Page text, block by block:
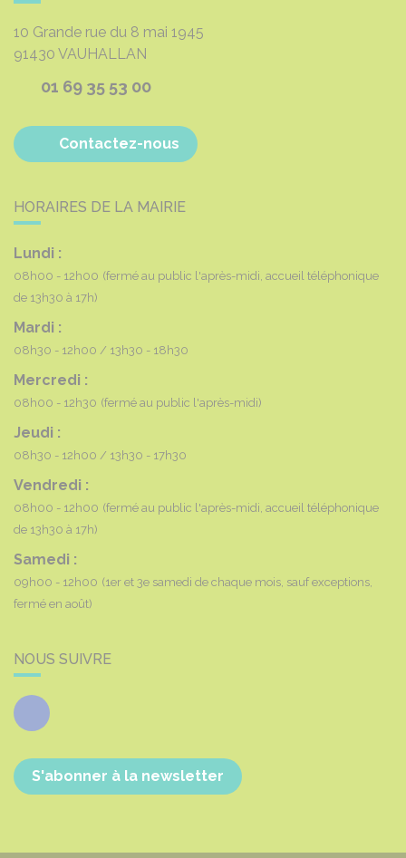
10 Grande rue du 8 mai 1945
91430 VAUHALLAN
01 69 35 53 00
Contactez-nous
HORAIRES DE LA MAIRIE
Lundi :
08h00 - 12h00 (fermé au public l'après-midi, accueil téléphonique
de 13h30 à 17h)
Mardi :
08h30 - 12h00 13h30 - 18h30
Mercredi :
08h00 - 12h30 (fermé au public l'après-midi)
Jeudi :
08h30 - 12h00 13h30 - 17h30
Vendredi :
08h00 - 12h00 (fermé au public l'après-midi, accueil téléphonique
de 13h30 à 17h)
Samedi :
09h00 - 12h00 (1er et 3e samedi de chaque mois, sauf exceptions,
fermé en août)
NOUS SUIVRE
Facebook
S'abonner à la newsletter